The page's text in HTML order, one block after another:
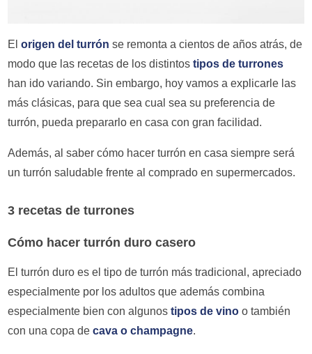
Elorigen del turrón se remonta a cientos de años atrás, de
modo que las recetas de los distintostipos de turrones
han ido variando. Sin embargo, hoy vamos a explicarle las
más clásicas, para que sea cual sea su preferencia de
turrón, pueda prepararlo en casa con gran facilidad.
Además, al saber cómo hacer turrón en casa siempre será
un turrón saludable frente al comprado en supermercados.
3 recetas de turrones
Cómo hacer turrón duro casero
El turrón duro es el tipo de turrón más tradicional, apreciado
especialmente por los adultos que además combina
especialmente bien con algunostipos de vino o también
con una copa decava o champagne.